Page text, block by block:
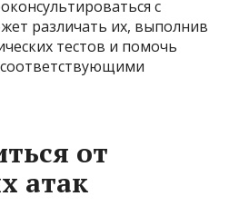
с
различать их, выполнив
тестов и помочь
соответствующими
от
атак